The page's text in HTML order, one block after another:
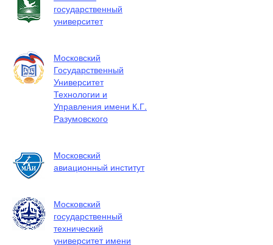
государственный
университет
Московский
Государственный
Университет
Технологии и
Управления имени К.Г.
Разумовского
Московский
авиационный институт
Московский
государственный
технический
университет имени